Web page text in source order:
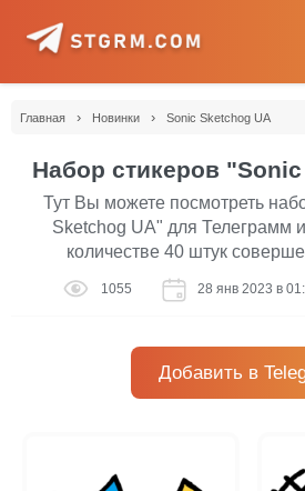
Главная › Новинки › Sonic Sketchog UA
Набор стикеров
Тут Вы можете посмотреть
Sketchog UA" для Телеграмм
количестве 40 штук
1055 28 янв 2023 в
Добавить в